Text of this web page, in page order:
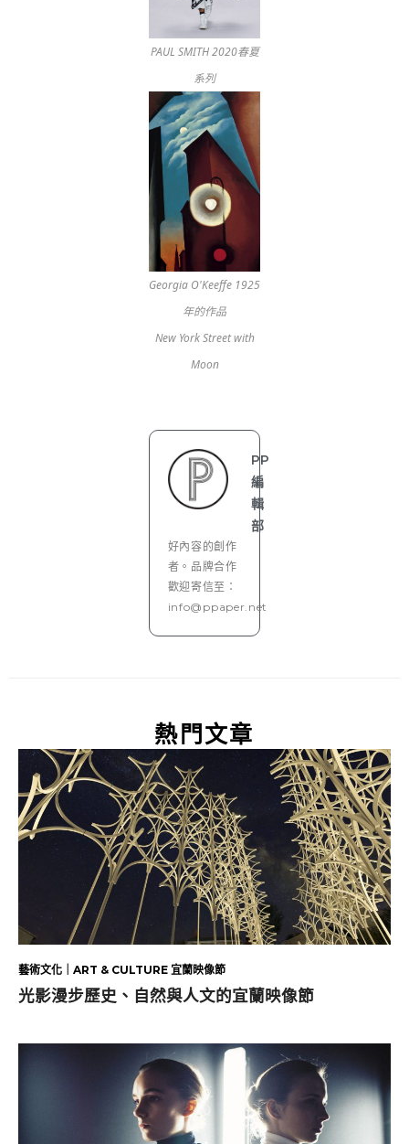
PAUL SMITH 2020春夏
系列
Georgia O'Keeffe 1925
年的作品
New York Street with
Moon
PP
編
輯
部
好內容的創作
者。品牌合作
歡迎寄信至：
info@ppaper.net
熱門文章
藝術文化｜ART & CULTURE 宜蘭映像節
光影漫步歷史、自然與人文的宜蘭映像節